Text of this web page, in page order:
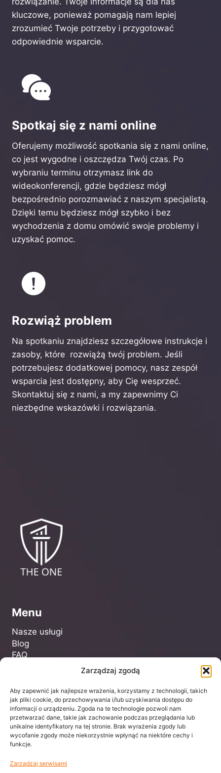
Zarządzaj zgodą
Aby zapewnić jak najlepsze wrażenia, korzystamy z technologii, takich
jak pliki cookie, do przechowywania i/lub uzyskiwania dostępu do
informacji o urządzeniu. Zgoda na te technologie pozwoli nam
przetwarzać dane, takie jak zachowanie podczas przeglądania lub
unikalne identyfikatory na tej stronie. Brak wyrażenia zgody lub
wycofanie zgody może niekorzystnie wpłynąć na niektóre cechy i
funkcje.
Zarządzaj serwisami
kluczowe, ponieważ pomagają nam lepiej
zrozumieć Twoje potrzeby i przygotować
odpowiednie wsparcie.
Spotkaj się z nami online
Oferujemy możliwość spotkania się z nami online,
co jest wygodne i oszczędza Twój czas. Po
wybraniu terminu otrzymasz link do
wideokonferencji, gdzie będziesz mógł
bezpośrednio porozmawiać z naszym specjalistą.
Dzięki temu będziesz mógł szybko i bez
wychodzenia z domu omówić swoje problemy i
uzyskać pomoc.
Rozwiąż problem
Na spotkaniu znajdziesz szczegółowe instrukcje i
zasoby, które rozwiążą twój problem. Jeśli
potrzebujesz dodatkowej pomocy, nasz zespół
wsparcia jest dostępny, aby Cię wesprzeć.
Skontaktuj się z nami, a my zapewnimy Ci
niezbędne wskazówki i rozwiązania.
Menu
Nasze usługi
Blog
FAQ
Dla Klienta
Regulamin
Polityka prywatności
biuro@centrumtheone.pl